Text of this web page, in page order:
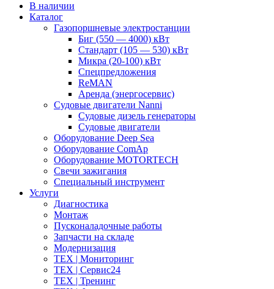
В наличии
Каталог
Газопоршневые электростанции
Биг (550 — 4000) кВт
Стандарт (105 — 530) кВт
Микра (20-100) кВт
Спецпредложения
ReMAN
Аренда (энергосервис)
Судовые двигатели Nanni
Судовые дизель генераторы
Судовые двигатели
Оборудование Deep Sea
Оборудование ComAp
Оборудование MOTORTECH
Свечи зажигания
Специальный инструмент
Услуги
Диагностика
Монтаж
Пусконаладочные работы
Запчасти на складе
Модернизация
ТЕХ | Мониторинг
ТЕХ | Сервис24
ТЕХ | Тренинг